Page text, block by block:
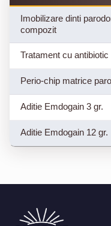
Imobilizare dinti
compozit
Tratament cu antibiotic
Perio-chip matrice
Aditie Emdogain 3 gr.
Aditie Emdogain 12 gr.